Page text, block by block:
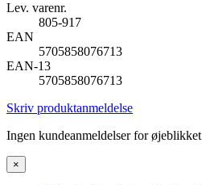
Lev. varenr.
805-917
EAN
5705858076713
EAN-13
5705858076713
Skriv produktanmeldelse
Ingen kundeanmeldelser for øjeblikket
×